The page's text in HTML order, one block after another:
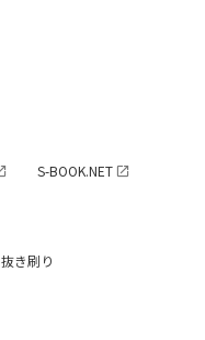
S-BOOK.NET
き刷り